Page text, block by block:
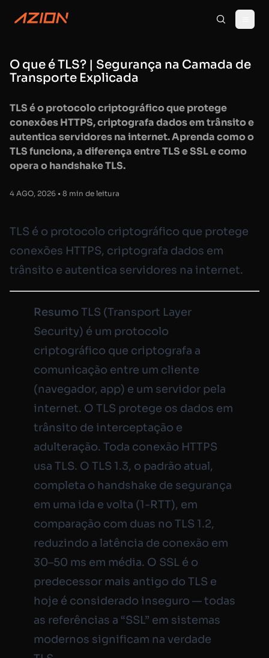
O que é TLS? | Segurança na Camada de
Transporte Explicada
TLS é o protocolo criptográfico que protege
conexões HTTPS, criptografa dados em trânsito e
autentica servidores na internet. Aprenda como o
TLS funciona, a diferença entre TLS e SSL e como
opera o handshake TLS.
4 AGO, 2026 • 8 min de leitura
TLS é o protocolo criptográfico que protege
conexões HTTPS, criptografa dados em
trânsito e autentica servidores na internet.
Resumo TLS (Transport Layer
Security) é um protocolo
criptográfico que criptografa a
comunicação entre um cliente
(navegador, app) e um servidor pela
internet. O TLS protege os dados em
trânsito de interceptação e
adulteração. Toda conexão HTTPS
usa TLS. O TLS 1.3, o padrão atual,
completa o handshake de segurança
em uma ida e volta (1-RTT), em
comparação com duas no TLS 1.2,
reduzindo a latência de conexão em
30–50 ms em média. O SSL é o
predecessor mais antigo do TLS e
hoje é considerado inseguro — todas
as referências a “SSL” em sistemas
modernos significam na verdade